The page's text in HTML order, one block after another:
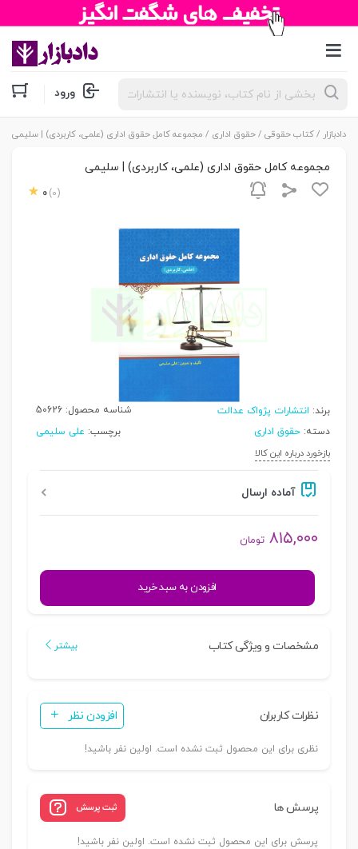
جستجوی
محصولات ورود
دادبازار /کتاب حقوقی /حقوق اداری / مجموعه کامل حقوق اداری (علمی، کاربردی) | سلیمی
مجموعه کامل حقوق اداری (علمی، کاربردی) | سلیمی
0 (0)
برند: انتشارات پژواک عدالت شناسه محصول: 50626
دسته: حقوق اداری برچسب: علی سلیمی
بازخورد درباره این کالا
آماده ارسال
۸۱۵,۰۰۰ تومان
مجموعه
کامل
اداری
سلیمی
افزودن به سبد خرید
مشخصات و ویژگی کتاب بیشتر
نظرات کاربران افزودن نظر
نظری برای این محصول ثبت نشده است. اولین نفر باشید!
پرسش ها ثبت پرسش
پرسش برای این محصول ثبت نشده است. اولین نفر باشید!